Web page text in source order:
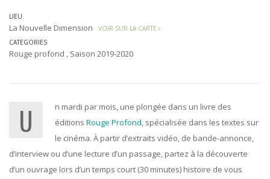
LIEU
La Nouvelle Dimension
VOIR SUR LA CARTE
CATEGORIES
Rouge profond , Saison 2019-2020
Un mardi par mois, une plongée dans un livre des éditions Rouge Profond, spécialisée dans les textes sur
le cinéma. À partir d’extraits vidéo, de bande-annonce,
d’interview ou d’une lecture d’un passage, partez à la découverte
d’un ouvrage lors d’un temps court (30 minutes) histoire de vous